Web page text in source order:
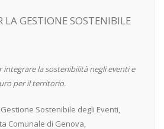
LA GESTIONE SOSTENIBILE
integrare la sostenibilità negli eventi e
per il territorio.
Sostenibile degli Eventi,
Comunale di Genova,